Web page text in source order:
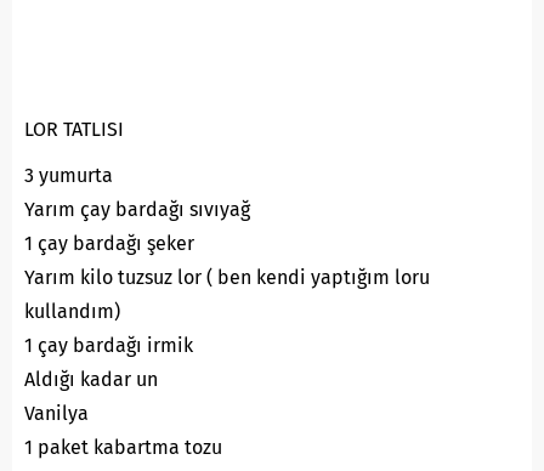
LOR TATLISI
3 yumurta
Yarım çay bardağı sıvıyağ
1 çay bardağı şeker
Yarım kilo tuzsuz lor ( ben kendi yaptığım loru
kullandım)
1 çay bardağı irmik
Aldığı kadar un
Vanilya
1 paket kabartma tozu